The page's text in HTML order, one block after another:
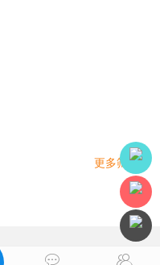
更多筛选